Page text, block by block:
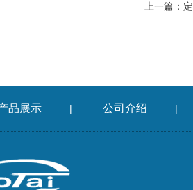
上一篇：
品展示 | 公司介绍 |